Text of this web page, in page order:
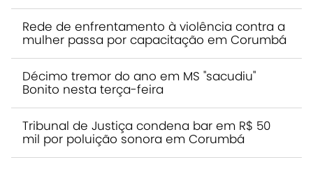
Rede de enfrentamento à violência contra a
mulher passa por capacitação em Corumbá
Décimo tremor do ano em MS "sacudiu"
Bonito nesta terça-feira
Tribunal de Justiça condena bar em R$ 50
mil por poluição sonora em Corumbá